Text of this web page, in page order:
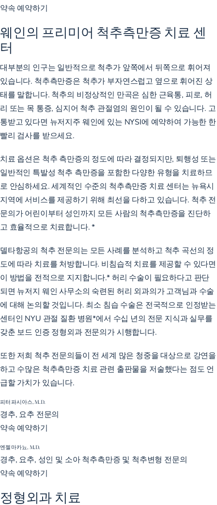
약속 예약하기
웨인의 프리미어 척추측만증 치료 센
터
대부분의 인구는 일반적으로 척추가 앞쪽에서 뒤쪽으로 휘어져
있습니다. 척추측만증은 척추가 부자연스럽고 옆으로 휘어진 상
태를 말합니다. 척추의 비정상적인 만곡은 심한 근육통, 피로, 허
리 또는 목 통증, 심지어 척추 관절염의 원인이 될 수 있습니다. 고
통받고 있다면 뉴저지주 웨인에 있는 NYSI에 예약하여 가능한 한
빨리 검사를 받으세요.
치료 옵션은 척추 측만증의 정도에 따라 결정되지만, 퇴행성 또는
일반적인 특발성 척추 측만증을 포함한 다양한 유형을 치료하므
로 안심하세요.세계적인 수준의 척추측만증 치료 센터는 뉴욕시
지역에 서비스를 제공하기 위해 최선을 다하고 있습니다. 척추 전
문의가 어린이부터 성인까지 모든 사람의 척추측만증을 진단하
고 효율적으로 치료합니다. *
델타항공의 척추 전문의는 모든 사례를 분석하고 척추 곡선의 정
도에 따라 치료를 처방합니다. 비침습적 치료를 제공할 수 있다면
이 방법을 전적으로 지지합니다.* 허리 수술이 필요하다고 판단
되면 뉴저지 웨인 사무소의 숙련된 허리 외과의가 고객님과 수술
에 대해 논의할 것입니다. 최소 침습 수술은 전국적으로 인정받는
센터인 NYU 관절 질환 병원*에서 수십 년의 전문 지식과 실무를
갖춘 보드 인증 정형외과 전문의가 시행합니다.
또한 저희 척추 전문의들이 전 세계 많은 청중을 대상으로 강연을
하고 수많은 척추측만증 치료 관련 출판물을 저술했다는 점도 언
급할 가치가 있습니다.
피터 파시아스, M.D.
경추, 요추 전문의
약속 예약하기
엔젤 마카뇨, M.D.
경추, 요추, 성인 및 소아 척추측만증 및 척추변형 전문의
약속 예약하기
정형외과 치료